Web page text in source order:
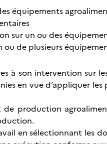
équipements
sur un ou des
de plusieurs
à son intervention sur
en vue d’appliquer les
production
en sélectionnant les